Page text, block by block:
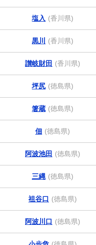
塩入 (香川県)
黒川 (香川県)
讃岐財田 (香川県)
坪尻 (徳島県)
箸蔵 (徳島県)
佃 (徳島県)
阿波池田 (徳島県)
三縄 (徳島県)
祖谷口 (徳島県)
阿波川口 (徳島県)